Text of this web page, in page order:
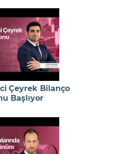
Çeyrek Bilanço
Başlıyor